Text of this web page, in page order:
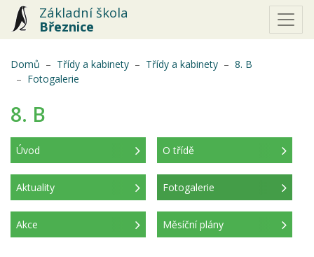
Základní škola
Březnice
Domů Třídy a kabinety Třídy a kabinety
8. B
Fotogalerie
8. B
Úvod O třídě
Aktuality
Fotogalerie
(aktuální)
Akce
Měsíční plány